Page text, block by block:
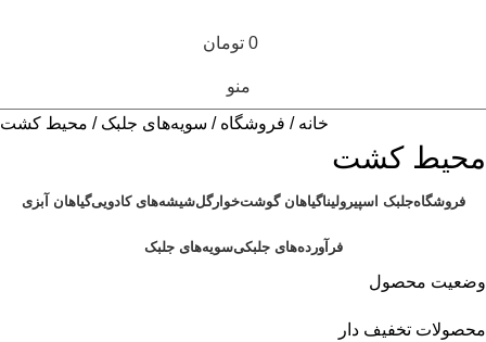
0 تومان
منو
خانه فروشگاه سویه‌های جلبک محیط کشت
محیط کشت
فروشگاهجلبک اسپیرولیناگیاهان گوشت‌خوارگل‌شیشه‌های کادوییگیاهان آبزی
فرآورده‌های جلبکیسویه‌های جلبک
وضعیت محصول
محصولات تخفیف دار